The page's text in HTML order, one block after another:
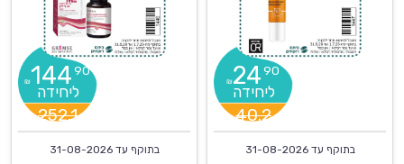
₪2490
40.2
בתוקף עד31-08-2026
₪14490
252.1
בתוקף עד31-08-2026